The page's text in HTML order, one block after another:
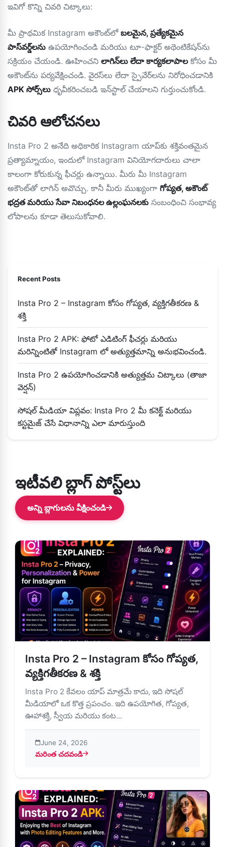
ఇవిగో కొన్ని చివరి చిట్కాలు:
మీ ప్రాథమిక Instagram అకౌంట్‌లో బలమైన, ప్రత్యేకమైన
పాస్‌వర్డ్‌లను ఉపయోగించండి మరియు టూ-ఫాక్టర్ అథెంటికేషన్‌ను
సక్రియం చేయండి. ఊహించని లాగిన్‌లు లేదా కార్యకలాపాలకోసం మీ
అకౌంట్‌ను పర్యవేక్షించండి. వైరస్‌లు లేదా స్పైవేర్‌లను నిరోధించడానికి
APK సోర్స్‌లు ధృవీకరించబడి ఇన్‌స్టాల్ చేయాలని గుర్తుంచుకోండి.
చివరి ఆలోచనలు
Insta Pro 2 అనేది అధికారిక Instagram యాప్‌కు శక్తివంతమైన
ప్రత్యామ్నాయం, ఇందులో Instagram వినియోగదారులు చాలా
కాలంగా కోరుకున్న ఫీచర్లు ఉన్నాయి. మీరు మీ Instagram
అకౌంట్‌తో లాగిన్ అవొచ్చు. కానీ మీరు ముఖ్యంగా గోప్యత, అకౌంట్
భద్రత మరియు సేవా నిబంధనల ఉల్లంఘనలకు సంబంధించి సంభావ్య
లోపాలను కూడా తెలుసుకోవాలి.
Recent Posts
Insta Pro 2 – Instagram కోసం గోప్యత, వ్యక్తిగతీకరణ &
శక్తి
Insta Pro 2 APK: ఫోటో ఎడిటింగ్ ఫీచర్లు మరియు
మరిన్నింటితో Instagram లో అత్యుత్తమాన్ని అనుభవించండి.
Insta Pro 2 ఉపయోగించడానికి అత్యుత్తమ చిట్కాలు (తాజా
వెర్షన్)
సోషల్ మీడియా విప్లవం: Insta Pro 2 మీ కనెక్ట్ మరియు
కస్టమైజ్ చేసే విధానాన్ని ఎలా మారుస్తుంది
ఇటీవలి బ్లాగ్ పోస్ట్‌లు
అన్ని బ్లాగులను వీక్షించండి
Insta Pro 2 – Instagram కోసం గోప్యత,
వ్యక్తిగతీకరణ & శక్తి
Insta Pro 2 కేవలం యాప్ మాత్రమే కాదు, ఇది సోషల్
మీడియాలో ఒక కొత్త ప్రపంచం. ఇది ఉపయోగిత, గోప్యత,
ఊహాశక్తి, స్వీయ మరియు కంట...
June 24, 2026
మరింత చదవండి
about Insta Pro 2 – Instagram కోసం గోప్యత, వ్యక్తిగతీకరణ &